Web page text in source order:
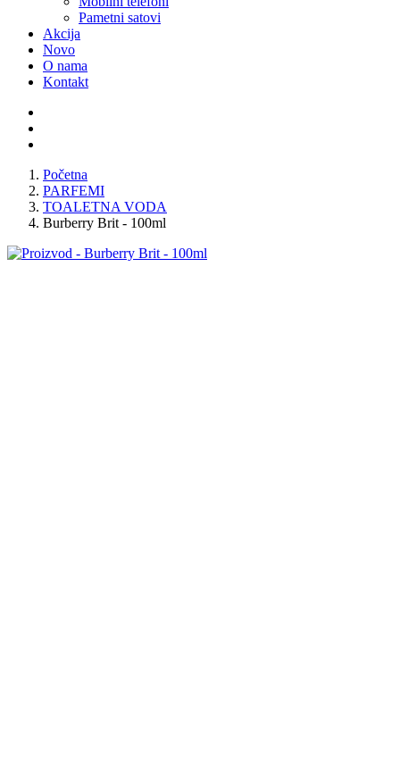
Pametni satovi
Akcija
Novo
O nama
Kontakt
Početna
PARFEMI
TOALETNA VODA
Burberry Brit - 100ml